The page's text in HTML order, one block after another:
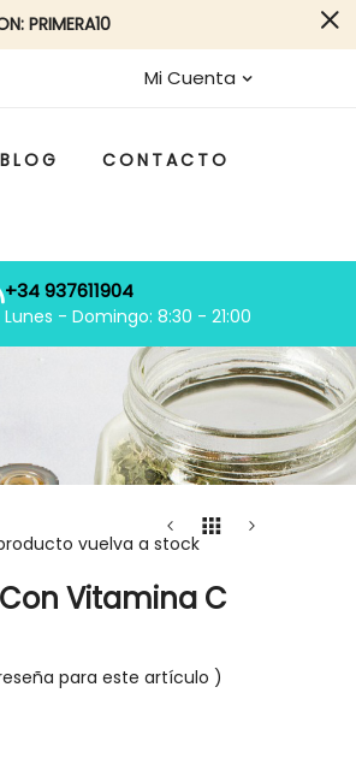
PRIMERA10
Mi Cuenta
BLOG CONTACTO
+34 937611904
Lunes - Domingo: 8:30 - 21:00
vuelva a stock
Vitamina C
para este artículo